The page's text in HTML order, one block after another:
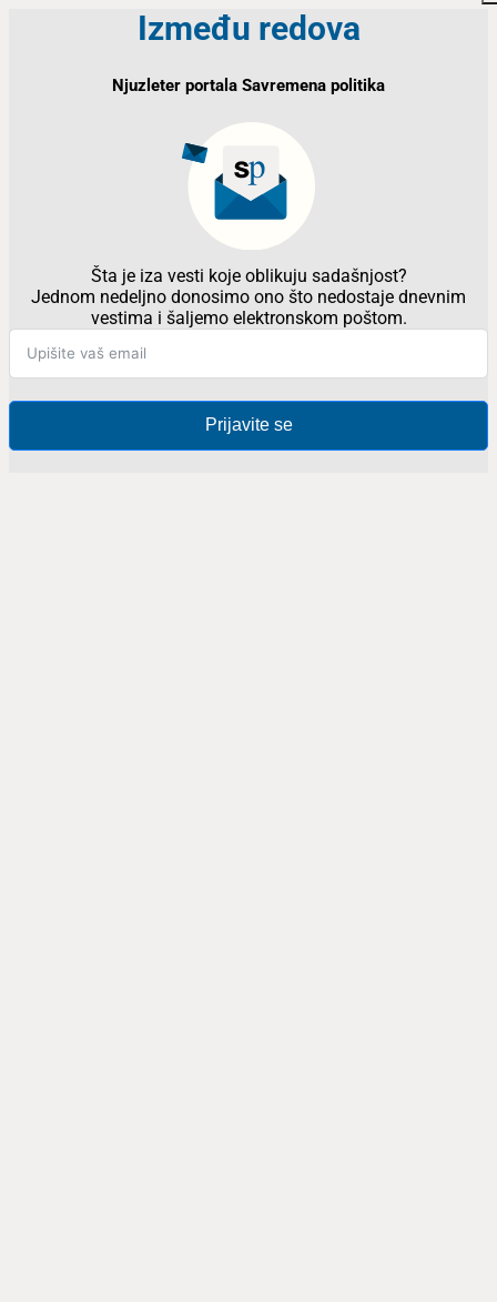
Između redova
Njuzleter portala Savremena politika
Šta je iza vesti koje oblikuju sadašnjost?
Jednom nedeljno donosimo ono što nedostaje dnevnim
vestima i šaljemo elektronskom poštom.
Prijavite se